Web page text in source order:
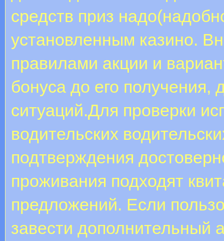
средств приз
установленным казино.
правилами акции и
бонуса до его
ситуаций.Для проверки
водительских
подтверждения
проживания подходят
предложений. Если
завести дополнительный